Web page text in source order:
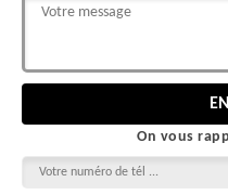
On vous